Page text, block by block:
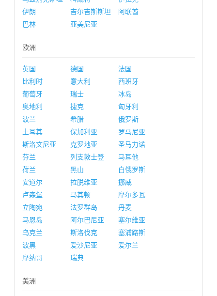
伊朗
吉尔吉斯斯坦
阿联酋
巴林
亚美尼亚
欧洲
英国 德国
法国
比利时
意大利
西班牙
葡萄牙
瑞士
冰岛
奥地利
捷克
匈牙利
波兰
希腊
俄罗斯
土耳其
保加利亚
罗马尼亚
斯洛文尼亚
克罗地亚
圣马力诺
芬兰
列支敦士登
马耳他
荷兰
黑山
白俄罗斯
安道尔
拉脱维亚
挪威
卢森堡
马其顿
摩尔多瓦
立陶宛
法罗群岛
丹麦
马恩岛
阿尔巴尼亚
塞尔维亚
乌克兰
斯洛伐克
塞浦路斯
波黑
爱沙尼亚
爱尔兰
摩纳哥
瑞典
美洲